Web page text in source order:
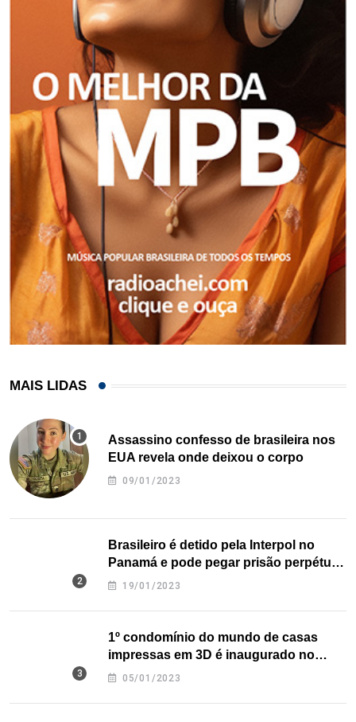
MAIS LIDAS
Assassino confesso de brasileira nos
EUA revela onde deixou o corpo
09/01/2023
Brasileiro é detido pela Interpol no
Panamá e pode pegar prisão perpétua
nos EUA
19/01/2023
1º condomínio do mundo de casas
impressas em 3D é inaugurado no
Texas
05/01/2023